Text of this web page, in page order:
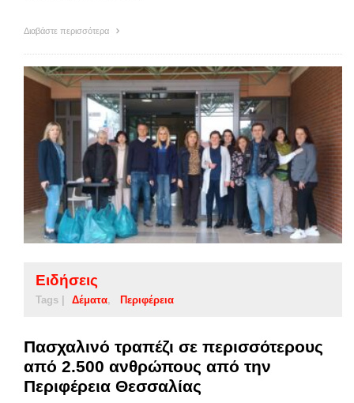
Διαβάστε περισσότερα
Ειδήσεις
Tags | Δέματα Περιφέρεια
Πασχαλινό τραπέζι σε περισσότερους
από 2.500 ανθρώπους από την
Περιφέρεια Θεσσαλίας